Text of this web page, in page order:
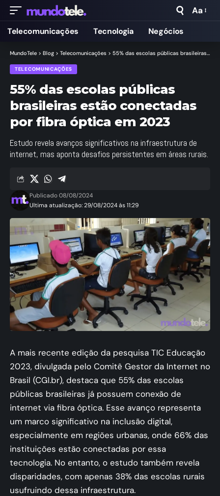
Aa
Telecomunicações Tecnologia Negócios
MundoTele > Blog > Telecomunicações > 55% das escolas públicas brasileiras estão conectadas por fibra óptica em 2023
TELECOMUNICAÇÕES
55% das escolas públicas
brasileiras estão conectadas
por fibra óptica em 2023
Estudo revela avanços significativos na infraestrutura de
internet, mas aponta desafios persistentes em áreas rurais.
Ultima atualização: 29/08/2024 às 11:29
Publicado 08/08/2024
A mais recente edição da pesquisa TIC Educação
2023, divulgada pelo Comitê Gestor da Internet no
Brasil (CGI.br), destaca que 55% das escolas
públicas brasileiras já possuem conexão de
internet via fibra óptica. Esse avanço representa
um marco significativo na inclusão digital,
especialmente em regiões urbanas, onde 66% das
instituições estão conectadas por essa
tecnologia. No entanto, o estudo também revela
disparidades, com apenas 38% das escolas rurais
usufruindo dessa infraestrutura.